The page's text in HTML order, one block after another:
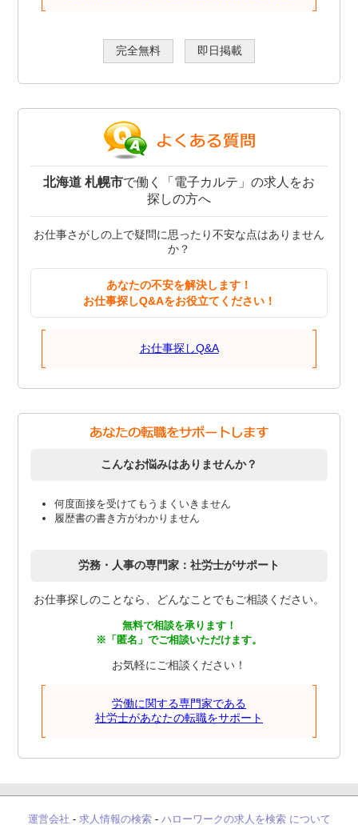
完全無料 即日掲載
北海道 札幌市で働く「電子カルテ」の求人をお
探しの方へ
お仕事さがしの上で疑問に思ったり不安な点はありません
か？
あなたの不安を解決します！
お仕事探しQ&Aをお役立てください！
お仕事探しQ&A
こんなお悩みはありませんか？
何度面接を受けてもうまくいきません
履歴書の書き方がわかりません
労務・人事の専門家：社労士がサポート
お仕事探しのことなら、どんなことでもご相談ください。
無料で相談を承ります！
※「匿名」でご相談いただけます。
お気軽にご相談ください！
労働に関する専門家である
社労士があなたの転職をサポート
運営会社 - 求人情報の検索- ハローワークの求人を検索 について